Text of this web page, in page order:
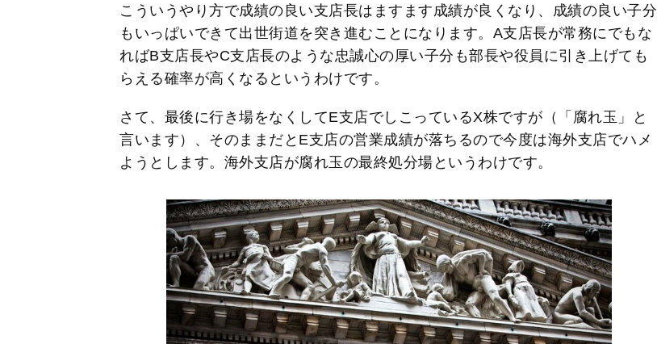
こういうやり方で成績の良い支店長はますます成績が良くなり、成績の良い子分
もいっぱいできて出世街道を突き進むことになります。A支店長が常務にでもな
ればB支店長やC支店長のような忠誠心の厚い子分も部長や役員に引き上げても
らえる確率が高くなるというわけです。
さて、最後に行き場をなくしてE支店でしこっているX株ですが（「腐れ玉」と
言います）、そのままだとE支店の営業成績が落ちるので今度は海外支店でハメ
ようとします。海外支店が腐れ玉の最終処分場というわけです。